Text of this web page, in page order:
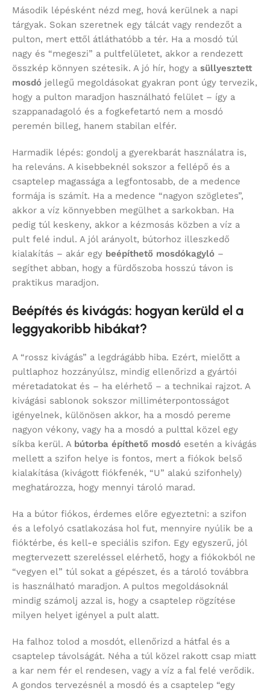
Második lépésként nézd meg, hová kerülnek a napi
tárgyak. Sokan szeretnek egy tálcát vagy rendezőt a
pulton, mert ettől átláthatóbb a tér. Ha a mosdó túl
nagy és “megeszi” a pultfelületet, akkor a rendezett
összkép könnyen szétesik. A jó hír, hogy a süllyesztett
mosdó jellegű megoldásokat gyakran pont úgy tervezik,
hogy a pulton maradjon használható felület – így a
szappanadagoló és a fogkefetartó nem a mosdó
peremén billeg, hanem stabilan elfér.
Harmadik lépés: gondolj a gyerekbarát használatra is,
ha releváns. A kisebbeknél sokszor a fellépő és a
csaptelep magassága a legfontosabb, de a medence
formája is számít. Ha a medence “nagyon szögletes”,
akkor a víz könnyebben megülhet a sarkokban. Ha
pedig túl keskeny, akkor a kézmosás közben a víz a
pult felé indul. A jól arányolt, bútorhoz illeszkedő
kialakítás – akár egy beépíthető mosdókagyló –
segíthet abban, hogy a fürdőszoba hosszú távon is
praktikus maradjon.
Beépítés és kivágás: hogyan kerüld el a
leggyakoribb hibákat?
A “rossz kivágás” a legdrágább hiba. Ezért, mielőtt a
pultlaphoz hozzányúlsz, mindig ellenőrizd a gyártói
méretadatokat és – ha elérhető – a technikai rajzot. A
kivágási sablonok sokszor milliméterpontosságot
igényelnek, különösen akkor, ha a mosdó pereme
nagyon vékony, vagy ha a mosdó a pulttal közel egy
síkba kerül. A bútorba építhető mosdó esetén a kivágás
mellett a szifon helye is fontos, mert a fiókok belső
kialakítása (kivágott fiókfenék, “U” alakú szifonhely)
meghatározza, hogy mennyi tároló marad.
Ha a bútor fiókos, érdemes előre egyeztetni: a szifon
és a lefolyó csatlakozása hol fut, mennyire nyúlik be a
fióktérbe, és kell-e speciális szifon. Egy egyszerű, jól
megtervezett szereléssel elérhető, hogy a fiókokból ne
“vegyen el” túl sokat a gépészet, és a tároló továbbra
is használható maradjon. A pultos megoldásoknál
mindig számolj azzal is, hogy a csaptelep rögzítése
milyen helyet igényel a pult alatt.
Ha falhoz tolod a mosdót, ellenőrizd a hátfal és a
csaptelep távolságát. Néha a túl közel rakott csap miatt
a kar nem fér el rendesen, vagy a víz a fal felé verődik.
A gondos tervezésnél a mosdó és a csaptelep “egy